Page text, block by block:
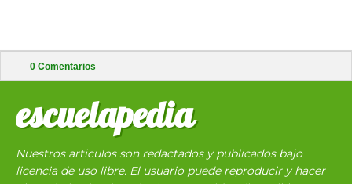
0 Comentarios
escuelapedia
Nuestros articulos son redactados y publicados bajo
licencia de uso libre. El usuario puede reproducir y hacer